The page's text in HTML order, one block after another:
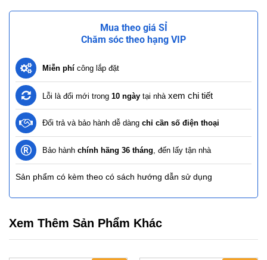
Mua theo giá SỈ
Chăm sóc theo hạng VIP
Miễn phí công lắp đặt
Lỗi là đổi mới trong 10 ngày tại nhà xem chi tiết
Đổi trả và bảo hành dễ dàng chỉ cần số điện thoại
Bảo hành chính hãng 36 tháng , đến lấy tận nhà
Sản phẩm có kèm theo có sách hướng dẫn sử dụng
Xem Thêm Sản Phẩm Khác